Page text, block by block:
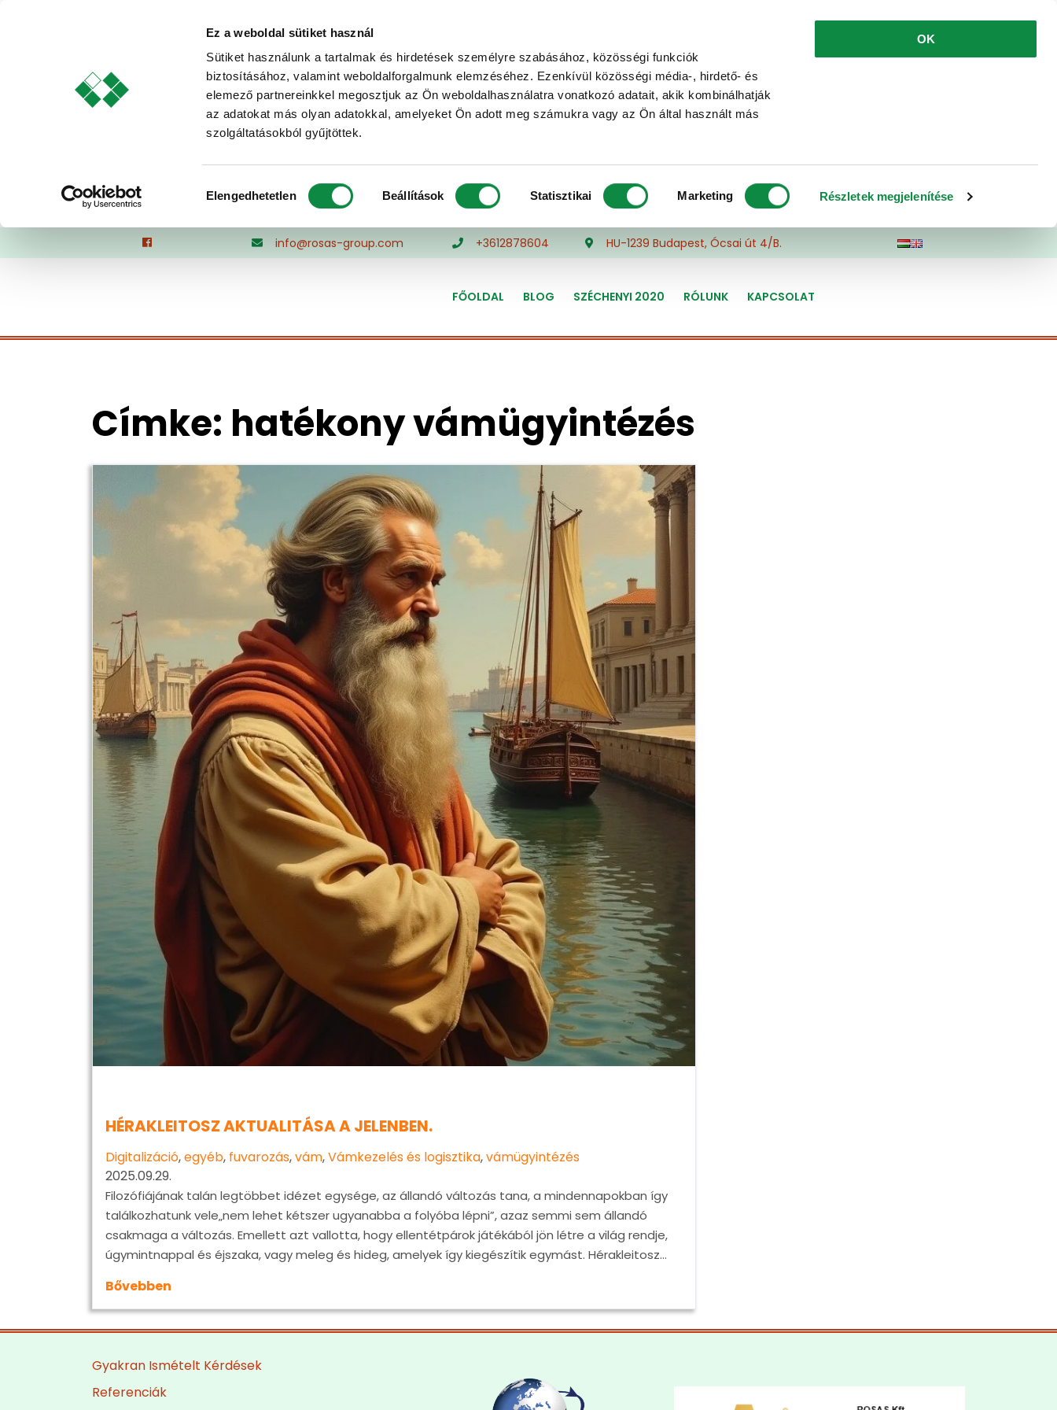
Ez a weboldal sütiket használ
Sütiket használunk a tartalmak és hirdetések személyre szabásához, közösségi funkciók
biztosításához, valamint weboldalforgalmunk elemzéséhez. Ezenkívül közösségi média-, hirdető- és
elemező partnereinkkel megosztjuk az Ön weboldalhasználatra vonatkozó adatait, akik kombinálhatják
az adatokat más olyan adatokkal, amelyeket Ön adott meg számukra vagy az Ön által használt más
szolgáltatásokból gyűjtöttek.
kiválasztása
Elengedhetetlen Beállítások Statisztikai Marketing Részletek megjelenítése
OK
to
info@rosas-group.com +3612878604 HU-1239 Budapest, Ócsai út 4/B.
FŐOLDAL BLOG SZÉCHENYI 2020 RÓLUNK KAPCSOLAT
Címke: hatékony vámügyintézés
HÉRAKLEITOSZ AKTUALITÁSA A JELENBEN.
Digitalizáció,egyéb, fuvarozás,vám,Vámkezelés és logisztika,vámügyintézés
2025.09.29.
Filozófiájának talán legtöbbet idézet egysége, az állandó változás tana, a mindennapokban így
találkozhatunk vele„nem lehet kétszer ugyanabba a folyóba lépni”, azaz semmi sem állandó
csakmaga a változás. Emellett azt vallotta, hogy ellentétpárok játékából jön létre a világ rendje,
úgymintnappal és éjszaka, vagy meleg és hideg, amelyek így kiegészítik egymást. Hérakleitosz…
Bővebben
Gyakran Ismételt Kérdések
Referenciák